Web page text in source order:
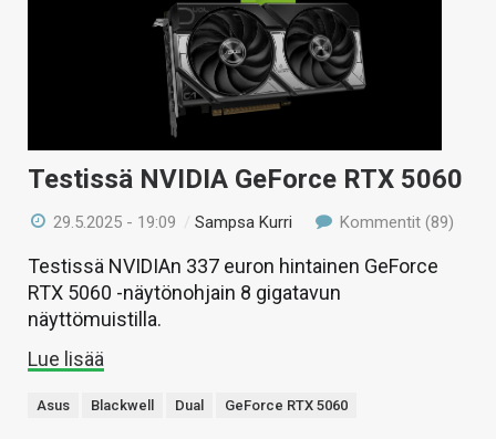
Testissä NVIDIA GeForce RTX 5060
29.5.2025 - 19:09 /Sampsa Kurri Kommentit (89)
Testissä NVIDIAn 337 euron hintainen GeForce
RTX 5060 -näytönohjain 8 gigatavun
näyttömuistilla.
Lue lisää
Asus Blackwell Dual GeForce RTX 5060